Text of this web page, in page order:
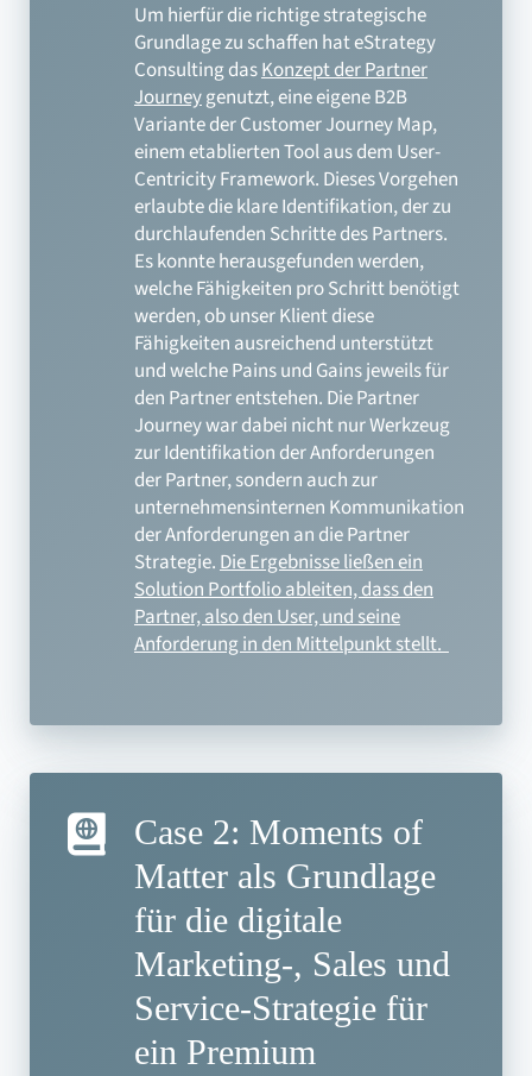
Um hierfür die richtige strategische
Grundlage zu schaffen hat eStrategy
Consulting dasKonzept der Partner
Journeygenutzt, eine eigene B2B
Variante der Customer Journey Map,
einem etablierten Tool aus dem User-
Centricity Framework. Dieses Vorgehen
erlaubte die klare Identifikation, der zu
durchlaufenden Schritte des Partners.
Es konnte herausgefunden werden,
welche Fähigkeiten pro Schritt benötigt
werden, ob unser Klient diese
Fähigkeiten ausreichend unterstützt
und welche Pains und Gains jeweils für
den Partner entstehen. Die Partner
Journey war dabei nicht nur Werkzeug
zur Identifikation der Anforderungen
der Partner, sondern auch zur
unternehmensinternen Kommunikation
der Anforderungen an die Partner
Strategie.Die Ergebnisse ließen ein
Solution Portfolio ableiten, dass den
Partner, also den User, und seine
Anforderung in den Mittelpunkt stellt.
Case 2: Moments of
Matter als Grundlage
für die digitale
Marketing-, Sales und
Service-Strategie für
ein Premium